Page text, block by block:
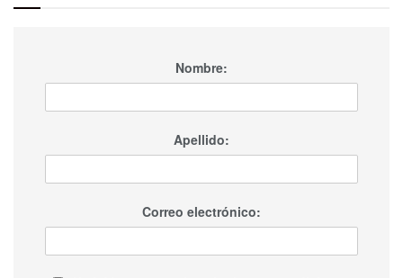
Nombre:
Apellido:
Correo electrónico: